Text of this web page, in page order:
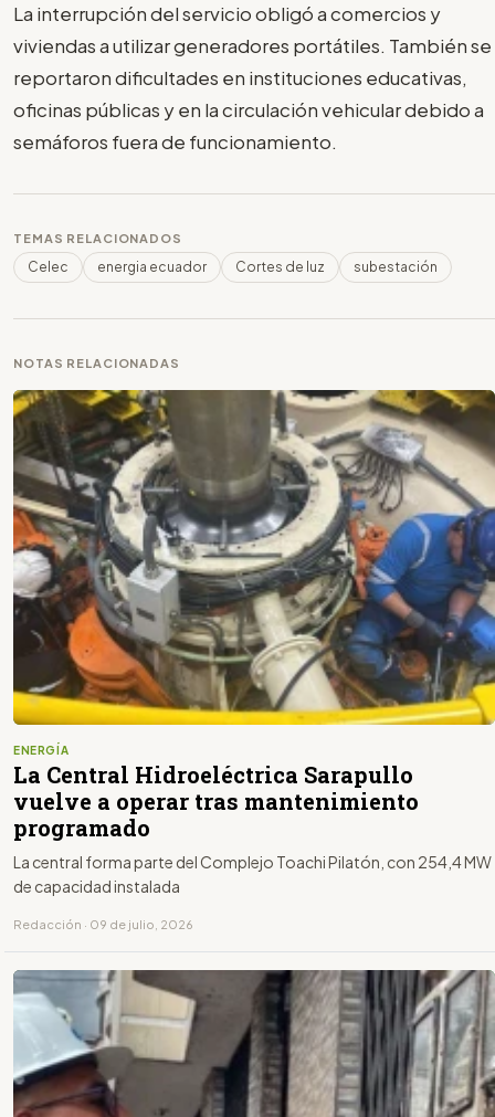
La interrupción del servicio obligó a comercios y
viviendas a utilizar generadores portátiles. También se
reportaron dificultades en instituciones educativas,
oficinas públicas y en la circulación vehicular debido a
semáforos fuera de funcionamiento.
TEMAS RELACIONADOS
Celec energia ecuador Cortes de luz subestación
NOTAS RELACIONADAS
ENERGÍA
La Central Hidroeléctrica Sarapullo
vuelve a operar tras mantenimiento
programado
La central forma parte del Complejo Toachi Pilatón, con 254,4 MW
de capacidad instalada
Redacción · 09 de julio, 2026